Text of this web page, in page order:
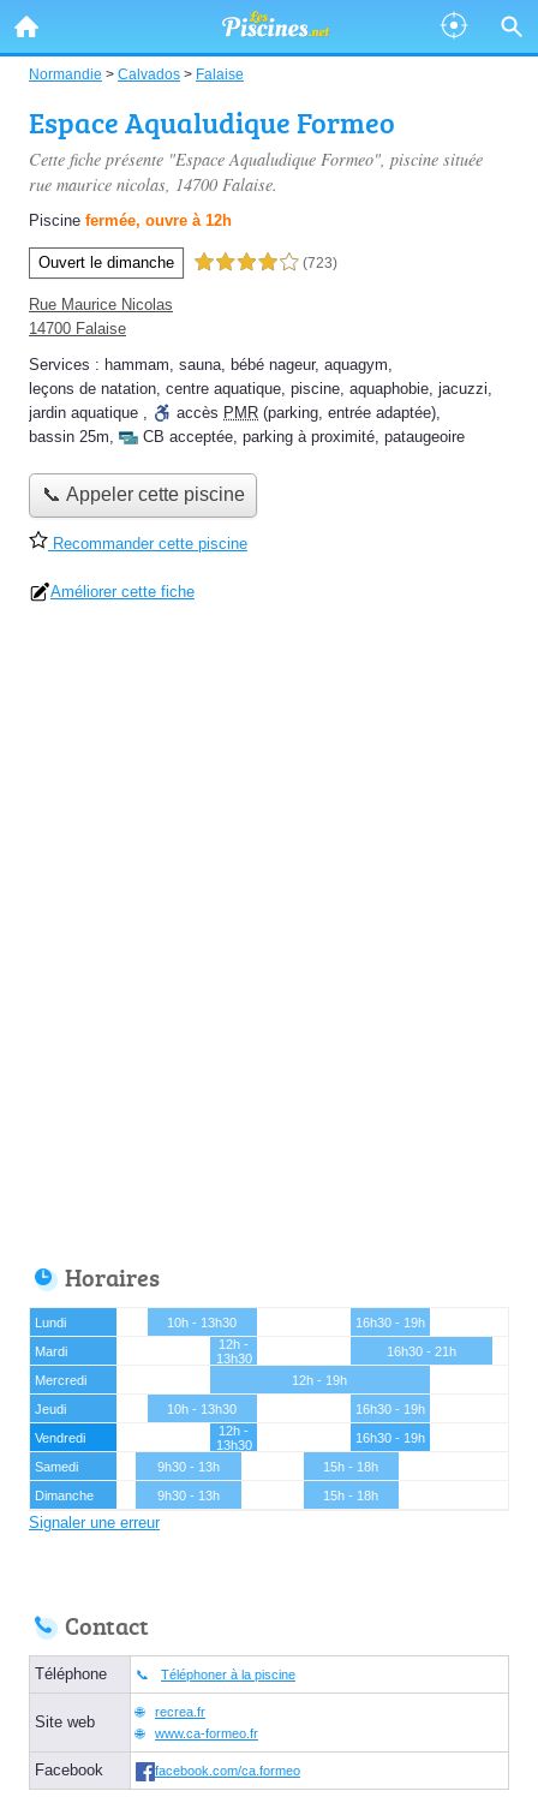
Normandie > Calvados > Falaise
Espace Aqualudique Formeo
Cette fiche présente "Espace Aqualudique Formeo", piscine située
rue maurice nicolas, 14700 Falaise.
Piscine fermée, ouvre à 12h
Ouvert le dimanche 4,0 étoiles sur 5 (723)
Rue Maurice Nicolas
14700 Falaise
Services : hammam, sauna, bébé nageur, aquagym,
leçons de natation, centre aquatique, piscine, aquaphobie, jacuzzi,
jardin aquatique , accès PMR (parking, entrée adaptée),
bassin 25m, CB acceptée, parking à proximité, pataugeoire
📞 Appeler cette piscine
Recommander cette piscine
Améliorer cette fiche
Horaires
Lundi 10h - 13h30
16h30 - 19h
Mardi
12h -
13h30
16h30 - 21h
Mercredi
12h - 19h
Jeudi
10h - 13h30
16h30 - 19h
Vendredi
12h -
13h30
16h30 - 19h
Samedi
9h30 - 13h
15h - 18h
Dimanche
9h30 - 13h 15h - 18h
Signaler une erreur
Contact
Téléphone Téléphoner à la piscine
Site web
recrea.fr
www.ca-formeo.fr
Facebook facebook.com/ca.formeo